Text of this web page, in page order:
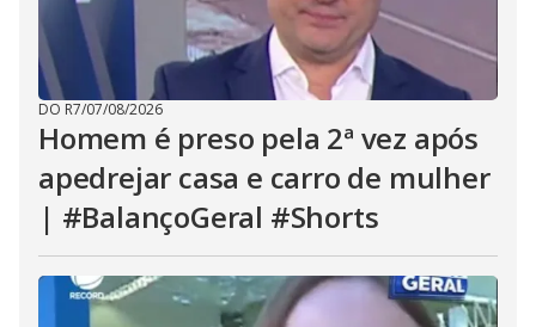
DO R7/07/08/2026
Homem é preso pela 2ª vez após
apedrejar casa e carro de mulher
| #BalançoGeral #Shorts